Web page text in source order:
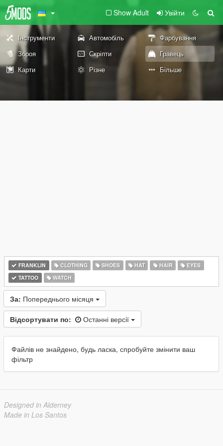
Show Adult Увійти
Інструменти Автомобіль
Фарбування
Зброя
Скріпти
Гравець
Карти
Різне Більше
FRANKLIN CLOTHING SHOES HAT HAIR
EYES
TATTOO
WATCH
За: Попереднього місяця
Відсортувати по: Останні версії
Файлів не знайдено, будь ласка, спробуйте змінити ваш
фільтр
Designed in Alderney
Made in Los Santos